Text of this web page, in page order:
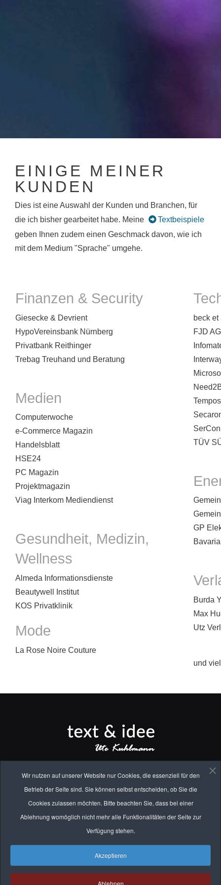
Wir nutzen auf unserer Website nur Cookies, die essenziell für den
Betrieb der Seite sind. Sie können selbst entscheiden, ob Sie die
Cookies zulassen möchten. Bitte beachten Sie, dass bei einer
Ablehnung womöglich nicht mehr alle Funktionalitäten der Seite zur
Verfügung stehen.
Akzeptieren
Ablehnen
EINIGE MEINER
KUNDEN
Dies ist eine Auswahl der Kunden und Branchen, für
die ich bisher gearbeitet habe. Meine
Textbeispiele
geben Ihnen zudem einen Geschmack davon, wie ich
mit dem Medium "Sprache" umgehe.
Finanzen & Security
Giesecke & Devrient
HypoVereinsbank Nürnberg
Privatbank Reithinger
Trebag Treuhand und Beratung
Medien
Computerwoche
e-Commerce Magazin
Handelsblatt
HSE24
PC Magazin
Projektmagazin
Viag Interkom Mediendienst
Gesundheit, Medizin,
Wellness
Almeda Informationsdienste
Beautywell Institut
KOS Privatklinik
Mode
La Rose Noire Couture
beck et
FJD AG
SerCon
TÜV
GP
Burda
Max
Utz
und
* * * * * * * * * * * * * * * * * *
Ute Kuhlmann, M.A.
Geisenhofen Nr. 11 | D-82281 Egenhofen
Tel. 08145 809 173 |
E-Mail
IMPRESSUM
DATENSCHUTZ